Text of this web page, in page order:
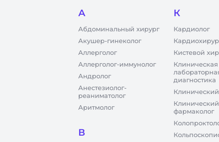
А
Абдоминальный хирург
Акушер-гинеколог
Аллерголог
Аллерголог-иммунолог
Андролог
Анестезиолог-
реаниматолог
Аритмолог
В
К
Кардиолог
Кистевой
Клиническая
диагностика
Клинический
фармаколог